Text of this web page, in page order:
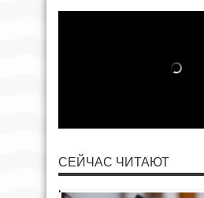
СЕЙЧАС ЧИТАЮТ